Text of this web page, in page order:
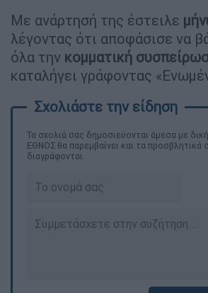
Mε ανάρτησή της έστειλε
λέγοντας ότι αποφάσισε να
όλα την κομματική
καταλήγει γράφοντας
Τα σχολιά σας δημοσιεύονται άμεσα με
ΕΘΝΟΣ θα παρεμβαίνει και τα προσβλητικά
διαγράφονται